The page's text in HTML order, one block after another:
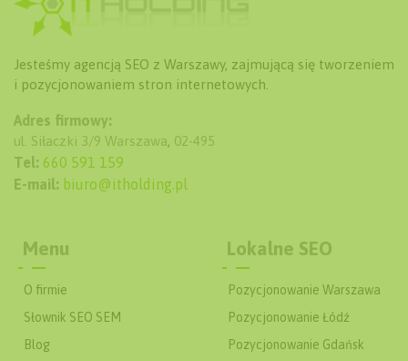
Jesteśmy agencją SEO z Warszawy, zajmującą się tworzeniem
i pozycjonowaniem stron internetowych.
Adres firmowy:
ul. Siłaczki 3/9 Warszawa, 02-495
Tel: 660 591 159
E-mail: biuro@itholding.pl
Menu
O firmie
Słownik SEO SEM
Blog
Lokalne SEO
Pozycjonowanie Warszawa
Pozycjonowanie Łódź
Pozycjonowanie Gdańsk